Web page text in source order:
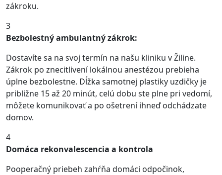
zákroku.
3
Bezbolestný ambulantný zákrok:
Dostavíte sa na svoj termín na našu kliniku v Žiline.
Zákrok po znecitlivení lokálnou anestézou prebieha
úplne bezbolestne. Dĺžka samotnej plastiky uzdičky je
približne 15 až 20 minút, celú dobu ste plne pri vedomí,
môžete komunikovať a po ošetrení ihneď odchádzate
domov.
4
Domáca rekonvalescencia a kontrola
Pooperačný priebeh zahŕňa domáci odpočinok,